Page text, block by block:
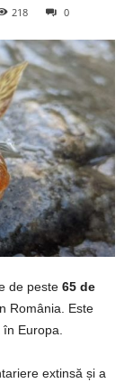
218 0
de peste 65 de
România. Este
Europa.
extinsă și a